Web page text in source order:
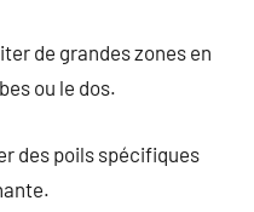
de grandes zones en
ou le dos.
des poils spécifiques